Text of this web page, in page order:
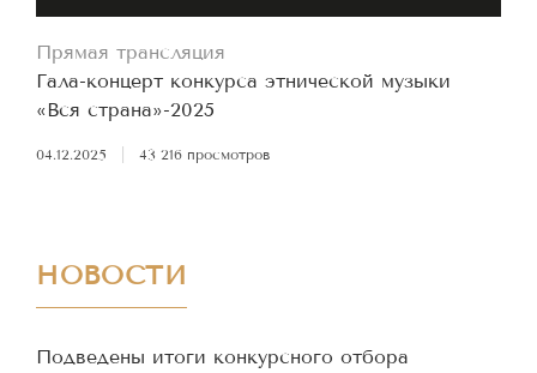
Прямая трансляция
Гала-концерт конкурса этнической музыки
«Вся страна»-2025
04.12.2025 43 216 просмотров
НОВОСТИ
Подведены итоги конкурсного отбора